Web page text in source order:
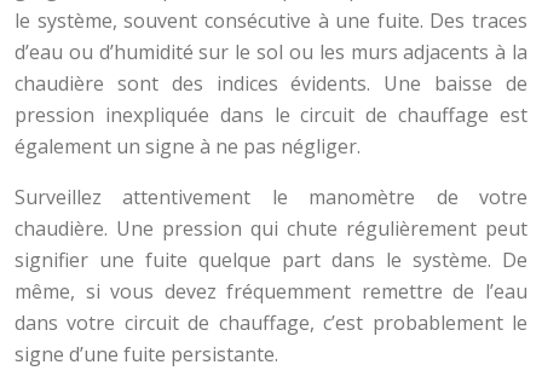
le système, souvent consécutive à une fuite. Des traces
d’eau ou d’humidité sur le sol ou les murs adjacents à la
chaudière sont des indices évidents. Une baisse de
pression inexpliquée dans le circuit de chauffage est
également un signe à ne pas négliger.
Surveillez attentivement le manomètre de votre
chaudière. Une pression qui chute régulièrement peut
signifier une fuite quelque part dans le système. De
même, si vous devez fréquemment remettre de l’eau
dans votre circuit de chauffage, c’est probablement le
signe d’une fuite persistante.